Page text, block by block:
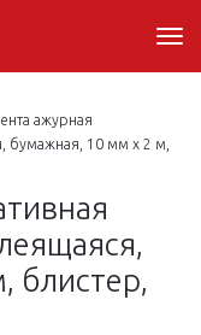
ажурная
бумажная, 10 мм х 2 м,
блистер,